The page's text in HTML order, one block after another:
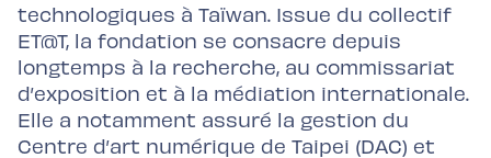
technologiques à Taïwan. Issue du collectif
ET@T, la fondation se consacre depuis
longtemps à la recherche, au commissariat
d’exposition et à la médiation internationale.
Elle a notamment assuré la gestion du
Centre d’art numérique de Taipei (DAC) et